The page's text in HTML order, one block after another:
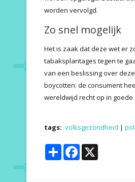
worden vervolgd.
Zo snel mogelijk
Het is zaak dat deze wet er
tabaksplantages tegen te
van een beslissing over
boycotten: de consument
wereldwijd recht op in
tags: volksgezondheid |
Share Facebook